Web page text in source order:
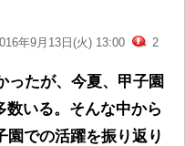
年9月13日(火) 13:00 2
ったが、今夏、甲子園
数いる。そんな中から
園での活躍を振り返り